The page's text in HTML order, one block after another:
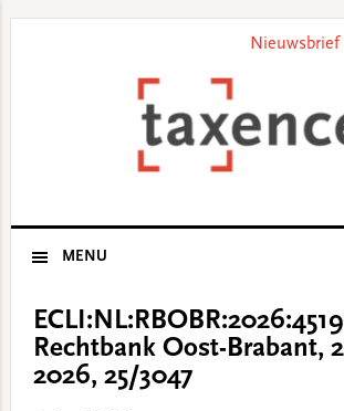
Nieuwsbrief
MENU
ECLI:NL:RBOBR:2026:4519
Rechtbank Oost-Brabant,
2026, 25/3047